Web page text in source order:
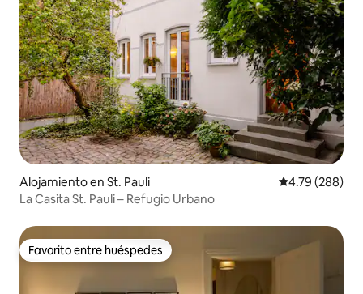
Alojamiento en St. Pauli Calificación
4.79 (288)
La Casita St. Pauli – Refugio Urbano
Favorito entre huéspedes
Favorito entre huéspedes